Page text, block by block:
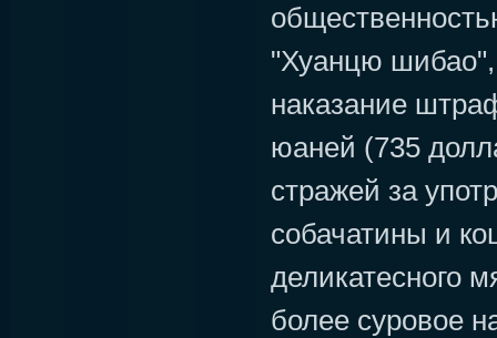
"Хуанцю шибао",
наказание
юаней (735
стражей за
собачатины и
деликатесного
более суровое